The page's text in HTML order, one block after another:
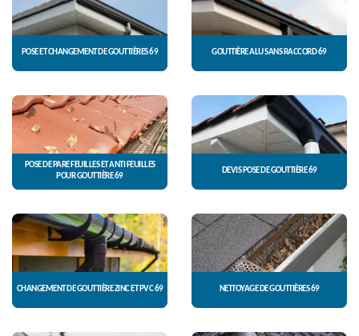
POSE ET CHANGEMENT DE GOUTTIÈRES 69 GOUTTIÈRE ALU SANS RACCORD 69
POSE DE PARE FEUILLES ET ANTI FEUILLES
POUR GOUTTIÈRE 69
DEVIS POSE DE GOUTTIÈRE 69
CHANGEMENT DE GOUTTIÈRE ZINC ET PVC 69 NETTOYAGE DE GOUTTIÈRES 69